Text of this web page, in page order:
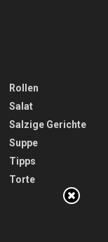
Rollen
Salat
Salzige Gerichte
Suppe
Tipps
Torte